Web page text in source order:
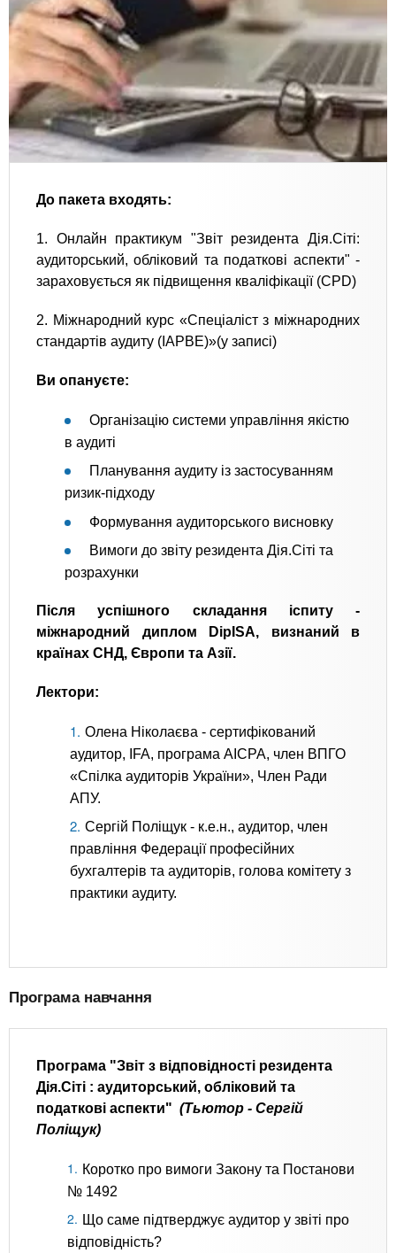
До пакета входять:
1. Онлайн практикум "Звіт резидента Дія.Сіті:
аудиторський, обліковий та податкові аспекти" -
зараховується як підвищення кваліфікації (СРD)
2. Міжнародний курс «Спеціаліст з міжнародних
стандартів аудиту (IAPBE)»(у записі)
Ви опануєте:
Організацію системи управління якістю
в аудиті
Планування аудиту із застосуванням
ризик-підходу
Формування аудиторського висновку
Вимоги до звіту резидента Дія.Сіті та
розрахунки
Після успішного складання іспиту -
міжнародний диплом DipISA, визнаний в
країнах СНД, Європи та Азії.
Лектори:
Олена Ніколаєва - сертифікований
аудитор, IFA, програма AICPA, член ВПГО
«Спілка аудиторів України», Член Ради
АПУ.
Сергій Поліщук - к.е.н., аудитор, член
правління Федерації професійних
бухгалтерів та аудиторів, голова комітету з
практики аудиту.
Програма навчання
Програма "Звіт з відповідності резидента
Дія.Сіті : аудиторський, обліковий та
податкові аспекти" (Тьютор - Сергій
Поліщук)
Коротко про вимоги Закону та Постанови
№ 1492
Що саме підтверджує аудитор у звіті про
відповідність?